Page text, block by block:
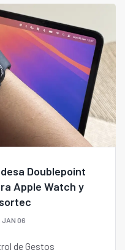
Doublepoint
Apple Watch y
JAN 06
de Gestos